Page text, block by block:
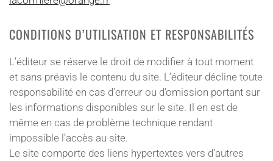
CONDITIONS D’UTILISATION ET RESPONSABILITÉS
L’éditeur se réserve le droit de modifier à tout moment
et sans préavis le contenu du site. L’éditeur décline toute
responsabilité en cas d’erreur ou d’omission portant sur
les informations disponibles sur le site. Il en est de
même en cas de problème technique rendant
impossible l’accès au site.
Le site comporte des liens hypertextes vers d’autres